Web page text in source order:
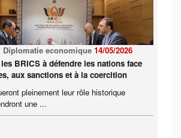
economique 14/05/2026
les BRICS à défendre les nations face
aux sanctions et à la coercition
pleinement leur rôle historique
une ...